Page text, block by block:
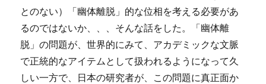
とのない）「幽体離脱」的な位相を考える必要があ
るのではないか、、、そんな話をした。「幽体離
脱」の問題が、世界的にみて、アカデミックな文脈
で正統的なアイテムとして扱われるようになって久
しい一方で、日本の研究者が、この問題に真正面か